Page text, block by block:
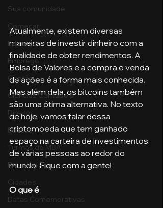
Sua comunidade
Começar
Educação
Emprego
Gestão
Ciências Contábeis
Direito
Bancos
Turmas de MBA
Psicologia
Cidades
Datas Comemorativas
Atualmente, existem diversas
maneiras de investir dinheiro com a
finalidade de obter rendimentos. A
Bolsa de Valores e a compra e venda
de ações é a forma mais conhecida.
Mas além dela, os bitcoins também
são uma ótima alternativa. No texto
de hoje, vamos falar dessa
criptomoeda que tem ganhado
espaço na carteira de investimentos
de várias pessoas ao redor do
mundo. Fique com a gente!
O que é